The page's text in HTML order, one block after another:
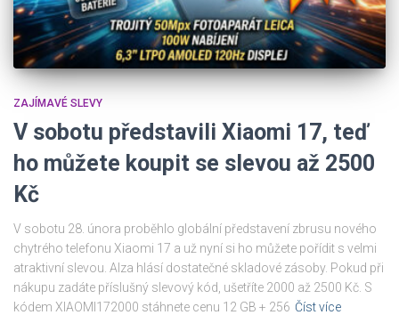
ZAJÍMAVÉ SLEVY
V sobotu představili Xiaomi 17, teď
ho můžete koupit se slevou až 2500
Kč
V sobotu 28. února proběhlo globální představení zbrusu nového
chytrého telefonu Xiaomi 17 a už nyní si ho můžete pořídit s velmi
atraktivní slevou. Alza hlásí dostatečné skladové zásoby. Pokud při
nákupu zadáte příslušný slevový kód, ušetříte 2000 až 2500 Kč. S
kódem XIAOMI172000 stáhnete cenu 12 GB + 256 Číst více